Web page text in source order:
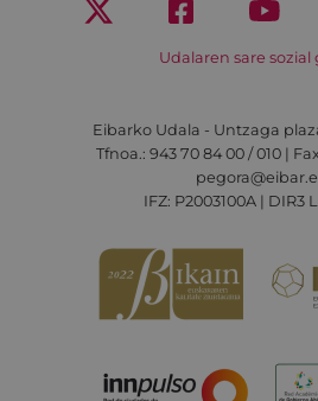
Udalaren sare sozial
Eibarko Udala - Untzaga
Tfnoa.: 943 70 84 00 / 010 |
IFZ: P2003100A | DIR3